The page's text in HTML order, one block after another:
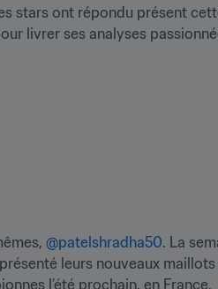
livrer ses analyses
@patelshradha50. La
leurs nouveaux
l’été prochain, en France.